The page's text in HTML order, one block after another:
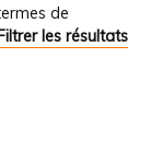
de
les résultats